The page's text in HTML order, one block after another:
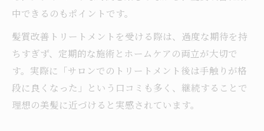
自宅ケアと美容室トリートメントの相乗効
果
美容室ケアが難しい髪悩みに最適な理由と
は
自宅ケアで限界を感じたら美容室利用がお
すすめ
中できるのもポイントです。
髪質改善トリートメントを受ける際は、過度な期待を持
ちすぎず、定期的な施術とホームケアの両立が大切で
す。実際に「サロンでのトリートメント後は手触りが格
段に良くなった」という口コミも多く、継続することで
理想の美髪に近づけると実感されています。